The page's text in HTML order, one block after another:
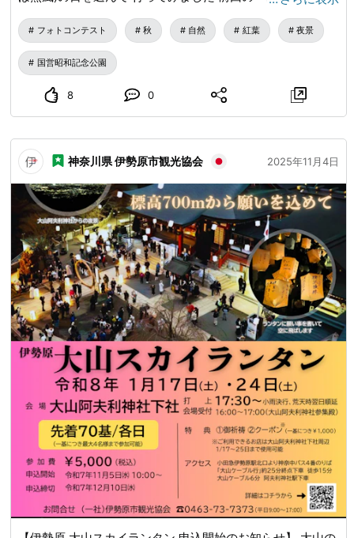
歩」でめちゃくちゃ歩かされた轍を踏まぬよう 西立川口か
ら入園、奥にある日本庭園への最短コースを進みました 毎
回思うのですが、国営ひたち海浜公園と違い こちらはイベ
ントでも何でも夜間照明はいつも通り 臨時の照明とか看板
を全然用意しない(;'∀') ぞろぞろと歩く人々も 「この道であ
ってる？」 「どこ歩いてるのか分かんないよ」 「スタッフ
に道訊こうよ」「スタッフいないね」 といった声が聞こえ
てきます 昭和記念公園さん、イベントやるならもう少し気
を遣いましょうか！ ということで何とか庭園に辿りつきま
した 庭園内は 「三脚許可エリア以外は1脚のみOK」 という
ルールなので1脚でそぞろ撮りながら 三脚エリアに辿りつい
たところでセットアップして撮る、 という流れでした 庭園
の池はほぼ波が立っておらず、リフレクションを撮れました
が。。 とにかく東屋という東屋に人がギューギュー詰めで
(;'∀') 拡大して観なくともわかるくらい風情台無し状態でし
たｗｗ でもキレイはキレイでしたよ(●´ω｀●)
フォトコンテスト 秋 自然 紅葉 夜景
国営昭和記念公園
8 0
神奈川県 伊勢原市観光協会 2025年11月4日